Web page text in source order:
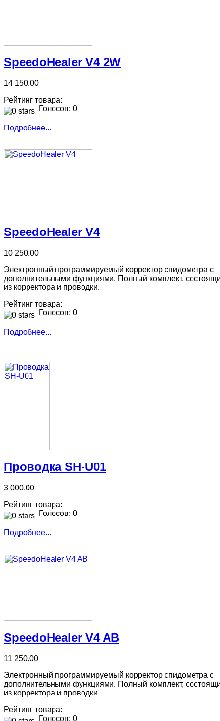
SpeedoHealer V4 2W
14 150.00
Рейтинг товара:
Голосов: 0
Подробнее...
SpeedoHealer V4
10 250.00
Электронный программируемый корректор спидометра с
дополнительными функциями. Полный комплект,
из корректора и проводки.
Рейтинг товара:
Голосов: 0
Подробнее...
Проводка SH-U01
3 000.00
Рейтинг товара:
Голосов: 0
Подробнее...
SpeedoHealer V4 AB
11 250.00
Электронный программируемый корректор спидометра с
дополнительными функциями. Полный комплект,
из корректора и проводки.
Рейтинг товара:
Голосов: 0